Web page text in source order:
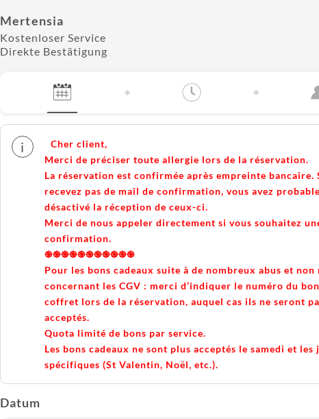
Mertensia
Kostenloser Service
Direkte Bestätigung
i
Cher client,
Merci de préciser toute allergie lors de la réservation.
La réservation est confirmée après empreinte bancaire.
recevez pas de mail de confirmation, vous avez
désactivé la réception de ceux-ci.
Merci de nous appeler directement si vous souhaitez
confirmation.
֎֎֎֎֎֎֎֎֎֎֎
Pour les bons cadeaux suite à de nombreux abus et non
concernant les CGV : merci d’indiquer le numéro du
coffret lors de la réservation, auquel cas ils ne seront
acceptés.
Quota limité de bons par service.
Les bons cadeaux ne sont plus acceptés le samedi et les
spécifiques (St Valentin, Noël, etc.).
Datum